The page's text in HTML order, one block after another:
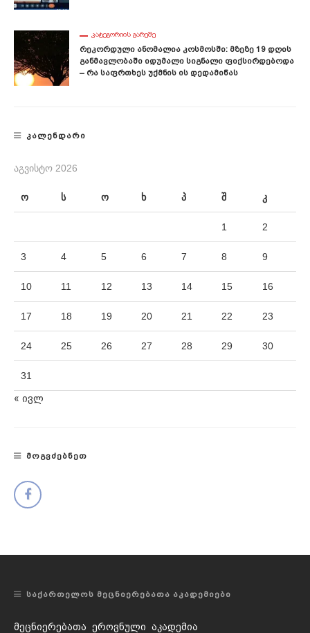
ᲙᲐᲢᲔᲒᲝᲠᲘᲘᲡ ᲒᲐᲠᲔᲨᲔ
Რეკორდული Ანომალია Კოსმოსში: Მზეზე 19 Დღის
Განმავლობაში Იდუმალი Სიგნალი Ფიქსირდებოდა
– Რა Საფრთხეს Უქმნის Ის Დედამიწას
ᲙᲐᲚᲔᲜᲓᲐᲠᲘ
ᲐᲒᲕᲘᲡᲢᲝ 2026
ო ს ო ხ პ შ კ
1 2
3 4 5 6 7 8 9
10 11 12 13 14 15 16
17 18 19 20 21 22 23
24 25 26 27 28 29 30
31
« ივლ
ᲛᲝᲒᲕᲫᲔᲑᲜᲔᲗ
ᲡᲐᲥᲐᲠᲗᲔᲚᲝᲡ ᲛᲔᲪᲜᲘᲔᲠᲔᲑᲐᲗᲐ ᲐᲙᲐᲓᲔᲛᲘᲔᲑᲘ
მეცნიერებათა ეროვნული აკადემია